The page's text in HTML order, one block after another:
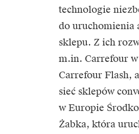
technologie
do uruchomienia
sklepu. Z ich
m.in. Carrefour
Carrefour Flash,
sieć sklepów
w Europie
Żabka, która